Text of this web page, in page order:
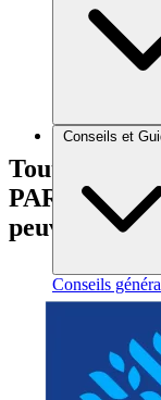
Brèves et actus
Conseils et
Conseils
Tout comme
peuvent